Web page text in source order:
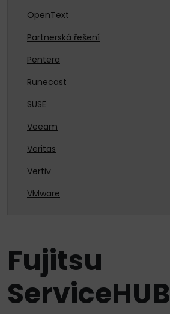
OpenText
Partnerská řešení
Pentera
Runecast
SUSE
Veeam
Veritas
Vertiv
VMware
Fujitsu
ServiceHUB